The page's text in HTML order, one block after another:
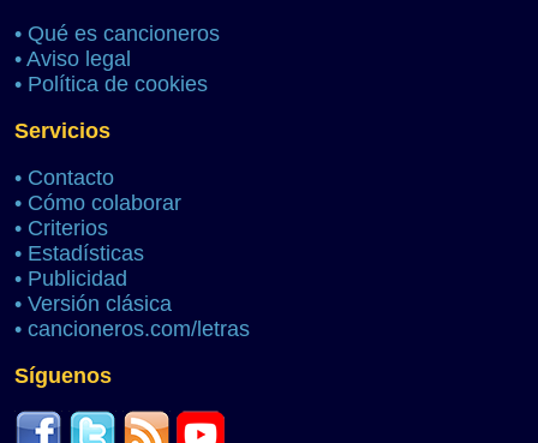
• Qué es cancioneros
• Aviso legal
• Política de cookies
Servicios
• Contacto
• Cómo colaborar
• Criterios
• Estadísticas
• Publicidad
• Versión clásica
• cancioneros.com/letras
Síguenos